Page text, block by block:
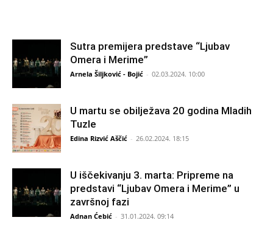
Sutra premijera predstave “Ljubav
Omera i Merime”
Arnela Šiljković - Bojić - 02.03.2024. 10:00
U martu se obilježava 20 godina Mladih
Tuzle
Edina Rizvić Aščić - 26.02.2024. 18:15
U iščekivanju 3. marta: Pripreme na
predstavi “Ljubav Omera i Merime” u
završnoj fazi
Adnan Ćebić - 31.01.2024. 09:14